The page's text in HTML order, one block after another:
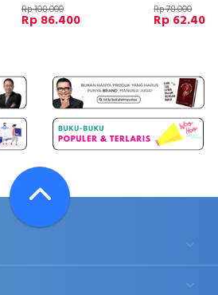
Rp 108.000
Rp 86.400
Rp 78.000
Rp 62.400